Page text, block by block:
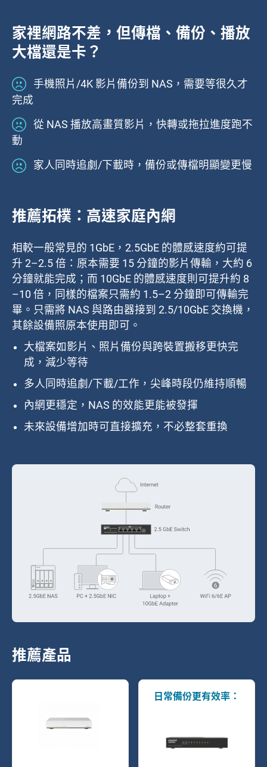
家裡網路不差，但傳檔、備份、播放
大檔還是卡？
手機照片/4K 影片備份到 NAS，需要等很久才
完成
從 NAS 播放高畫質影片，快轉或拖拉進度跑不
動
家人同時追劇/下載時，備份或傳檔明顯變更慢
推薦拓樸：高速家庭內網
相較一般常見的 1GbE，2.5GbE 的體感速度約可提
升 2–2.5 倍：原本需要 15 分鐘的影片傳輸，大約 6
分鐘就能完成；而 10GbE 的體感速度則可提升約 8
–10 倍，同樣的檔案只需約 1.5–2 分鐘即可傳輸完
畢。只需將 NAS 與路由器接到 2.5/10GbE 交換機，
其餘設備照原本使用即可。
大檔案如影片、照片備份與跨裝置搬移更快完
成，減少等待
多人同時追劇/下載/工作，尖峰時段仍維持順暢
內網更穩定，NAS 的效能更能被發揮
未來設備增加時可直接擴充，不必整套重換
推薦產品
日常備份更有效率：